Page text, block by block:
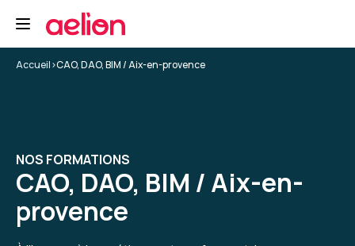
Accueil>CAO, DAO, BIM / Aix-en-provence
NOS FORMATIONS
CAO, DAO, BIM / Aix-en-
provence